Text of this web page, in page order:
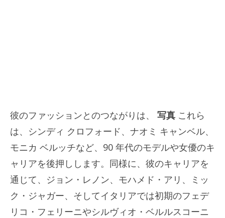
彼のファッションとのつながりは、 写真 これら
は、シンディ クロフォード、ナオミ キャンベル、
モニカ ベルッチなど、90 年代のモデルや女優のキ
ャリアを後押しします。同様に、彼のキャリアを
通じて、ジョン・レノン、モハメド・アリ、ミッ
ク・ジャガー、そしてイタリアでは初期のフェデ
リコ・フェリーニやシルヴィオ・ベルルスコーニ